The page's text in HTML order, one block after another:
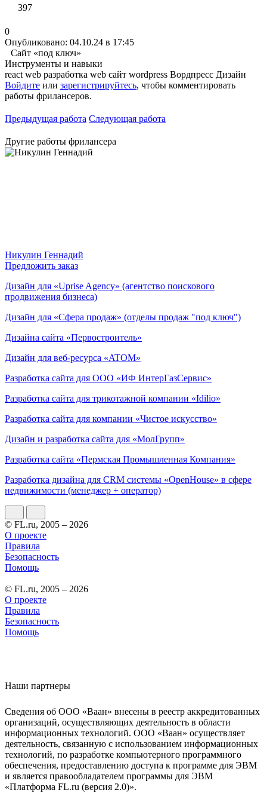
397
0
Опубликовано: 04.10.24 в 17:45
Сайт «под ключ»
Инструменты и навыки
react web разработка web сайт wordpress Вордпресс Дизайн
Войдите или зарегистрируйтесь, чтобы комментировать
работы фрилансеров.
Предыдущая работа Следующая работа
Другие работы фрилансера
Никулин Геннадий
Предложить заказ
Дизайн для «Uprise Agency» (агентство поискового
продвижения бизнеса)
Дизайн для «Сфера продаж» (отделы продаж "под ключ")
Дизайна сайта «Первостроитель»
Дизайн для веб-ресурса «ATOM»
Разработка сайта для ООО «ИФ ИнтерГазСервис»
Разработка сайта для трикотажной компании «Idilio»
Разработка сайта для компании «Чистое искусство»
Дизайн и разработка сайта для «МолГрупп»
Разработка сайта «Пермская Промышленная Компания»
Разработка дизайна для CRM системы «OpenHouse» в сфере
недвижимости (менеджер + оператор)
© FL.ru, 2005 – 2026
О проекте
Правила
Безопасность
Помощь
© FL.ru, 2005 – 2026
О проекте
Правила
Безопасность
Помощь
Наши партнеры
Сведения об ООО «Ваан» внесены в реестр аккредитованных
организаций, осуществляющих деятельность в области
информационных технологий. ООО «Ваан» осуществляет
деятельность, связанную с использованием информационных
технологий, по разработке компьютерного программного
обеспечения, предоставлению доступа к программе для ЭВМ
и является правообладателем программы для ЭВМ
«Платформа FL.ru (версия 2.0)».